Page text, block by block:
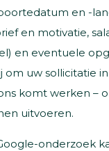
en -
en motivatie,
en eventuele
om uw sollicitatie
komt werken –
uitvoeren.
onderzoek